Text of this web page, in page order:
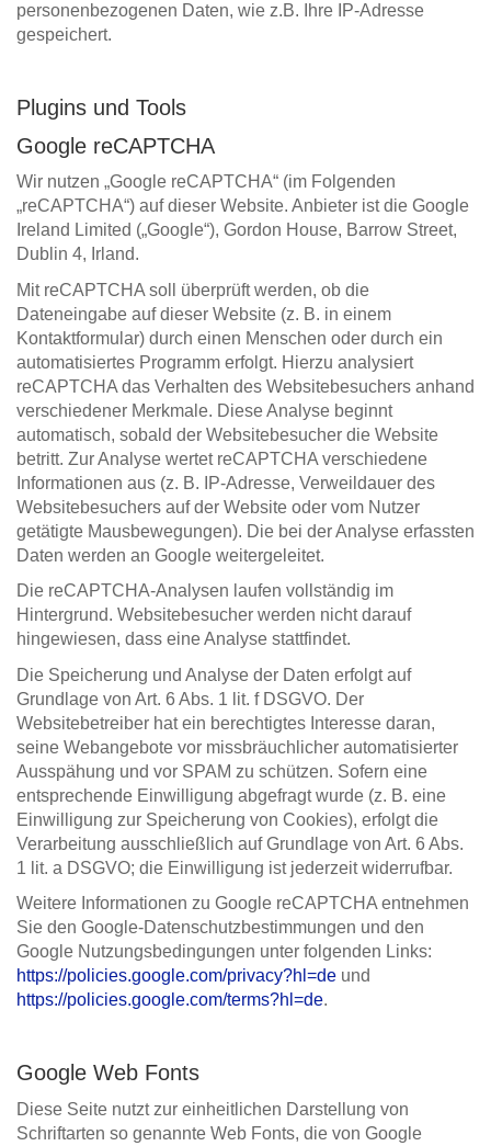
personenbezogenen Daten, wie z.B. Ihre IP-Adresse
gespeichert.
Plugins und Tools
Google reCAPTCHA
Wir nutzen „Google reCAPTCHA“ (im Folgenden
„reCAPTCHA“) auf dieser Website. Anbieter ist die Google
Ireland Limited („Google“), Gordon House, Barrow Street,
Dublin 4, Irland.
Mit reCAPTCHA soll überprüft werden, ob die
Dateneingabe auf dieser Website (z. B. in einem
Kontaktformular) durch einen Menschen oder durch ein
automatisiertes Programm erfolgt. Hierzu analysiert
reCAPTCHA das Verhalten des Websitebesuchers anhand
verschiedener Merkmale. Diese Analyse beginnt
automatisch, sobald der Websitebesucher die Website
betritt. Zur Analyse wertet reCAPTCHA verschiedene
Informationen aus (z. B. IP-Adresse, Verweildauer des
Websitebesuchers auf der Website oder vom Nutzer
getätigte Mausbewegungen). Die bei der Analyse erfassten
Daten werden an Google weitergeleitet.
Die reCAPTCHA-Analysen laufen vollständig im
Hintergrund. Websitebesucher werden nicht darauf
hingewiesen, dass eine Analyse stattfindet.
Die Speicherung und Analyse der Daten erfolgt auf
Grundlage von Art. 6 Abs. 1 lit. f DSGVO. Der
Websitebetreiber hat ein berechtigtes Interesse daran,
seine Webangebote vor missbräuchlicher automatisierter
Ausspähung und vor SPAM zu schützen. Sofern eine
entsprechende Einwilligung abgefragt wurde (z. B. eine
Einwilligung zur Speicherung von Cookies), erfolgt die
Verarbeitung ausschließlich auf Grundlage von Art. 6 Abs.
1 lit. a DSGVO; die Einwilligung ist jederzeit widerrufbar.
Weitere Informationen zu Google reCAPTCHA entnehmen
Sie den Google-Datenschutzbestimmungen und den
Google Nutzungsbedingungen unter folgenden Links:
https://policies.google.com/privacy?hl=de und
https://policies.google.com/terms?hl=de.
Google Web Fonts
Diese Seite nutzt zur einheitlichen Darstellung von
Schriftarten so genannte Web Fonts, die von Google